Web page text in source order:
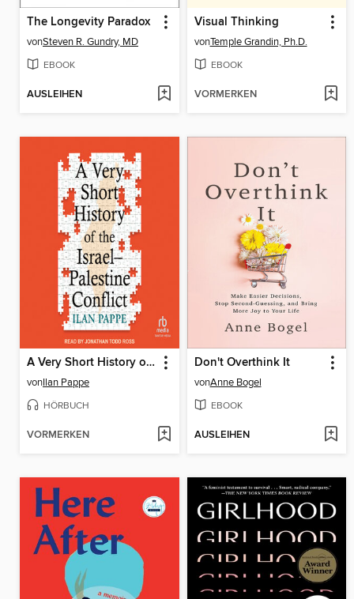
The Longevity Paradox
vonSteven R. Gundry, MD
EBOOK
AUSLEIHEN
Visual Thinking
vonTemple Grandin, Ph.D.
EBOOK
VORMERKEN
A Very Short History of the Israel–Palestine Conflict
vonIlan Pappe
HÖRBUCH
VORMERKEN
Don't Overthink It
vonAnne Bogel
EBOOK
AUSLEIHEN